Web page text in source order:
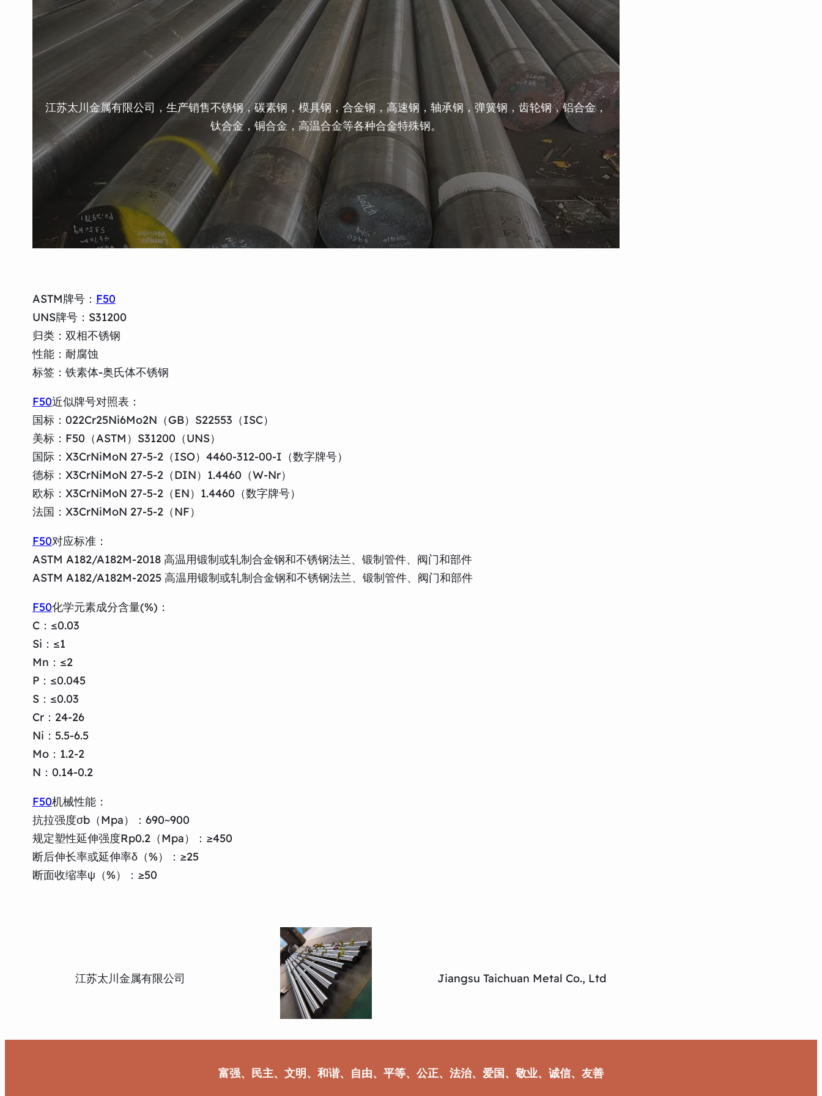
江苏太川金属有限公司，生产销售不锈钢，碳素钢，模具钢，合金钢，高速钢，轴承钢，弹簧钢，齿轮钢，铝合金，
钛合金，铜合金，高温合金等各种合金特殊钢。
ASTM牌号： F50
UNS牌号：S31200
归类：双相不锈钢
性能：耐腐蚀
标签：铁素体-奥氏体不锈钢
F50近似牌号对照表：
国标：022Cr25Ni6Mo2N（GB）S22553（ISC）
美标：F50（ASTM）S31200（UNS）
国际：X3CrNiMoN 27-5-2（ISO）4460-312-00-I（数字牌号）
德标：X3CrNiMoN 27-5-2（DIN）1.4460（W-Nr）
欧标：X3CrNiMoN 27-5-2（EN）1.4460（数字牌号）
法国：X3CrNiMoN 27-5-2（NF）
F50对应标准：
ASTM A182/A182M-2018 高温用锻制或轧制合金钢和不锈钢法兰、锻制管件、阀门和部件
ASTM A182/A182M-2025 高温用锻制或轧制合金钢和不锈钢法兰、锻制管件、阀门和部件
F50化学元素成分含量(%)：
C：≤0.03
Si：≤1
Mn：≤2
P：≤0.045
S：≤0.03
Cr：24-26
Ni：5.5-6.5
Mo：1.2-2
N：0.14-0.2
F50机械性能：
抗拉强度σb（Mpa）：690~900
规定塑性延伸强度Rp0.2（Mpa）：≥450
断后伸长率或延伸率δ（%）：≥25
断面收缩率ψ（%）：≥50
江苏太川金属有限公司 Jiangsu Taichuan Metal Co., Ltd
富强、民主、文明、和谐、自由、平等、公正、法治、爱国、敬业、诚信、友善